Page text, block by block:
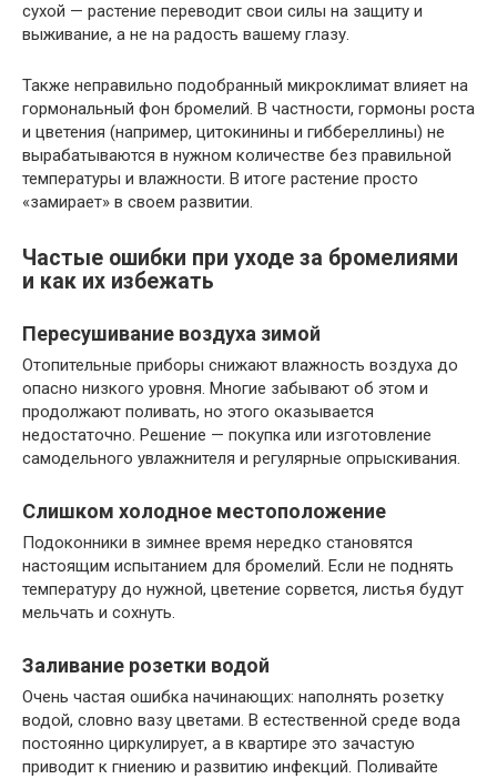
сухой — растение переводит свои силы на защиту и
выживание, а не на радость вашему глазу.
Также неправильно подобранный микроклимат влияет на
гормональный фон бромелий. В частности, гормоны роста
и цветения (например, цитокинины и гиббереллины) не
вырабатываются в нужном количестве без правильной
температуры и влажности. В итоге растение просто
«замирает» в своем развитии.
Частые ошибки при уходе за бромелиями
и как их избежать
Пересушивание воздуха зимой
Отопительные приборы снижают влажность воздуха до
опасно низкого уровня. Многие забывают об этом и
продолжают поливать, но этого оказывается
недостаточно. Решение — покупка или изготовление
самодельного увлажнителя и регулярные опрыскивания.
Слишком холодное местоположение
Подоконники в зимнее время нередко становятся
настоящим испытанием для бромелий. Если не поднять
температуру до нужной, цветение сорвется, листья будут
мельчать и сохнуть.
Заливание розетки водой
Очень частая ошибка начинающих: наполнять розетку
водой, словно вазу цветами. В естественной среде вода
постоянно циркулирует, а в квартире это зачастую
приводит к гниению и развитию инфекций. Поливайте